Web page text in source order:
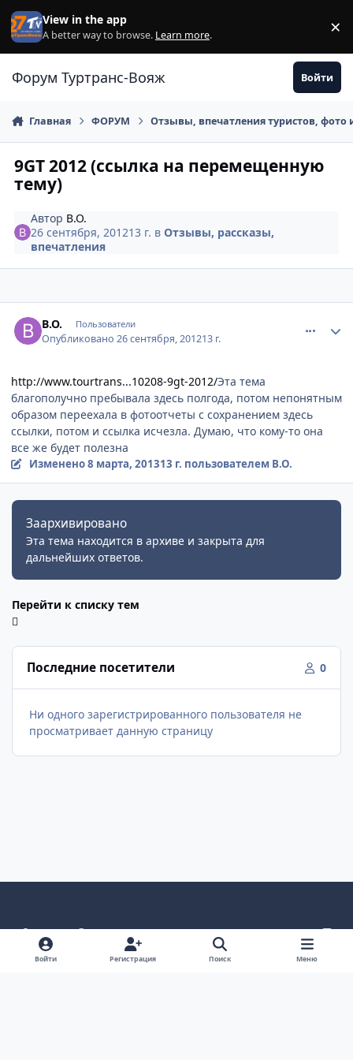
Перейти к содержанию
View in the app
A better way to browse. Learn more. ×
Форум Туртранс-Вояж Войти
Главная ФОРУМ Отзывы, впечатления туристов, фото
9GT 2012 (ссылка на перемещенную
тему)
Автор B.O.
26 сентября, 201213 г. вОтзывы, рассказы,
впечатления
B.O. Пользователи
Опубликовано26 сентября, 201213 г.
http://www.tourtrans...10208-9gt-2012/Эта тема
благополучно пребывала здесь полгода, потом непонятным
образом переехала в фотоотчеты с сохранением здесь
ссылки, потом и ссылка исчезла. Думаю, что кому-то она
все же будет полезна
Изменено8 марта, 201313 г. пользователем B.O.
Заархивировано
Эта тема находится в архиве и закрыта для
дальнейших ответов.
Перейти к списку тем
Последние посетители 0
Ни одного зарегистрированного пользователя не
просматривает данную страницу
Светлый режим
Темный режим
Системные предпочтения
v
k
Язык Политика конфиденциальности
Обратная связь
Войти Регистрация Поиск Меню